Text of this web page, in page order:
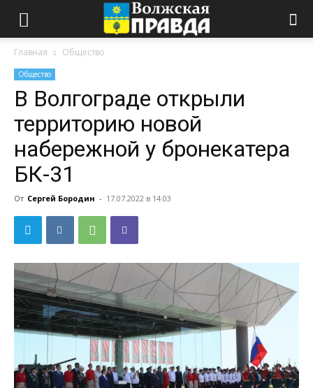
Главная Общество
Общество
В Волгограде открыли
территорию новой
набережной у бронекатера
БК-31
От Сергей Бородин - 17.07.2022 в 14:03